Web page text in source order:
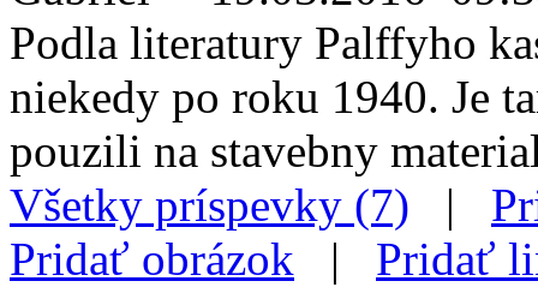
Podla literatury Palffyho
niekedy po roku 1940. Je
pouzili na stavebny
Všetky príspevky (7) |
Pridať obrázok | Pridať